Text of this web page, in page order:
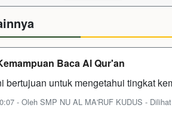
Baca Al Qur'an
bertujuan untuk mengetahui tingkat
- Oleh SMP NU AL MA'RUF KUDUS -